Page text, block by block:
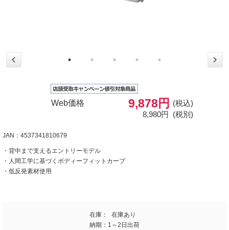
Web価格 9,878円
(税込)
8,980円 (税別)
JAN：4537341810679
・背中まで支えるエントリーモデル
・人間工学に基づくボディーフィットカーブ
・低反発素材使用
在庫：
在庫あり
納期： 1～2日出荷